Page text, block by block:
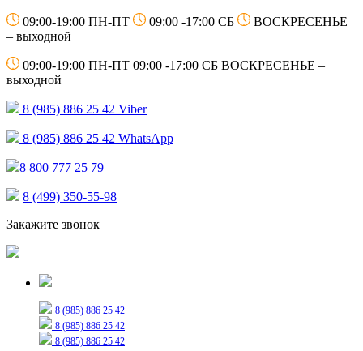
09:00-19:00 ПН-ПТ 09:00 -17:00 СБ
ВОСКРЕСЕНЬЕ
– выходной
09:00-19:00 ПН-ПТ 09:00 -17:00 СБ ВОСКРЕСЕНЬЕ –
выходной
8 (985) 886 25 42 Viber
8 (985) 886 25 42 WhatsApp
8 800 777 25 79
8 (499) 350-55-98
Закажите звонок
8 (985) 886 25 42
8 (985) 886 25 42
8 (985) 886 25 42